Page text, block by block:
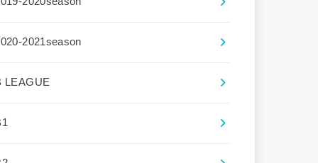
2021season
LEAGUE